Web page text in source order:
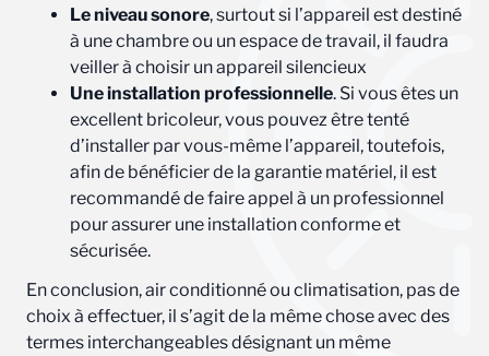
Le niveau sonore, surtout si l’appareil est destiné
à une chambre ou un espace de travail, il faudra
veiller à choisir un appareil silencieux
Une installation professionnelle. Si vous êtes un
excellent bricoleur, vous pouvez être tenté
d’installer par vous-même l’appareil, toutefois,
afin de bénéficier de la garantie matériel, il est
recommandé de faire appel à un professionnel
pour assurer une installation conforme et
sécurisée.
En conclusion, air conditionné ou climatisation, pas de
choix à effectuer, il s’agit de la même chose avec des
termes interchangeables désignant un même